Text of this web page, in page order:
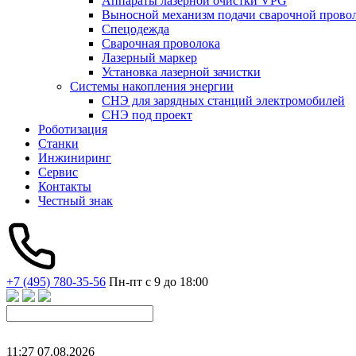
Выносной механизм подачи сварочной
Спецодежда
Сварочная проволока
Лазерный маркер
Установка лазерной зачистки
Системы накопления энергии
СНЭ для зарядных станций электромобилей
СНЭ под проект
Роботизация
Станки
Инжиниринг
Сервис
Контакты
Честный знак
+7 (495) 780-35-56 Пн-пт с 9 до 18:00
11 :27 07.08.2026